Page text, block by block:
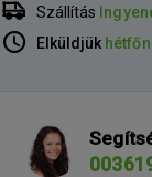
Szállítás
Elküldjük hétfőn